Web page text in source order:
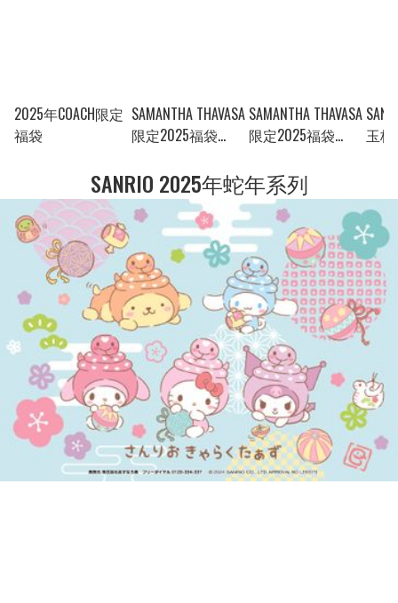
2025年COACH限定
福袋
SAMANTHA THAVASA
限定2025福袋
SAMANTHA THAVASA
限定2025福袋
玉
SANRIO 2025年蛇年系列